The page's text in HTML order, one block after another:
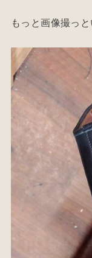
もっと画像撮っ